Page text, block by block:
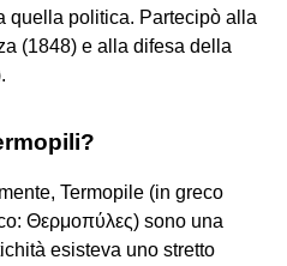
quella politica. Partecipò alla
(1848) e alla difesa della
Termopile (in greco
Θερμοπύλες) sono una
esisteva uno stretto